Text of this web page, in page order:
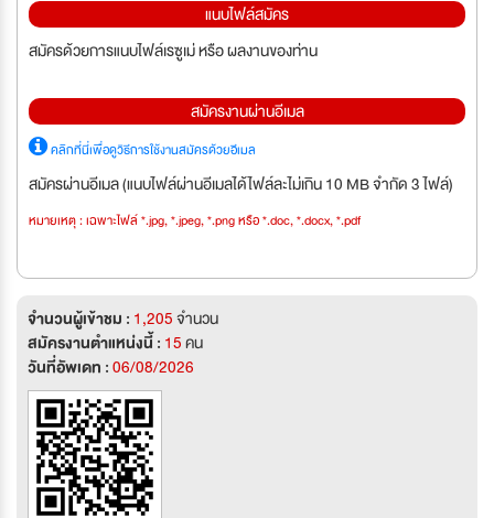
แนบไฟล์สมัคร
สมัครด้วยการแนบไฟล์เรซูเม่ หรือ ผลงานของท่าน
สมัครงานผ่านอีเมล
คลิกที่นี่เพื่อดูวิธีการใช้งานสมัครด้วยอีเมล
สมัครผ่านอีเมล (แนบไฟล์ผ่านอีเมลได้ไฟล์ละไม่เกิน 10 MB จำกัด 3 ไฟล์)
หมายเหตุ : เฉพาะไฟล์ *.jpg, *.jpeg, *.png หรือ *.doc, *.docx, *.pdf
จำนวนผู้เข้าชม : 1,205จำนวน
สมัครงานตำแหน่งนี้ : 15คน
วันที่อัพเดท :06/08/2026